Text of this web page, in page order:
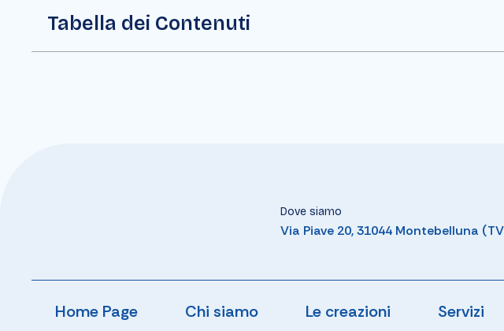
Tabella dei Contenuti
Dove siamo
Via Piave 20, 31044 Montebelluna
Home Page Chi siamo Le creazioni Servizi